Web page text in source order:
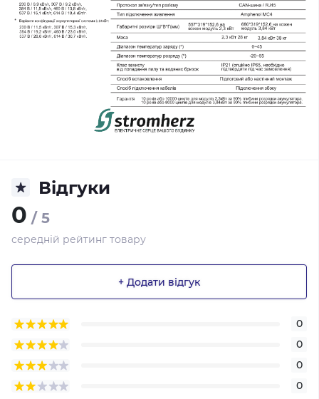
Відгуки
0 / 5
середній рейтинг товару
+ Додати відгук
0
0
0
0